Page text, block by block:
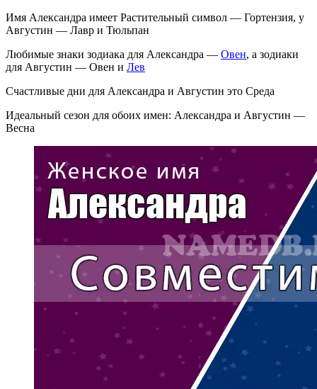
Имя Александра имеет Растительный символ — Гортензия, у
Августин — Лавр и Тюльпан
Любимые знаки зодиака для Александра — Овен, а зодиаки
для Августин — Овен и Лев
Счастливые дни для Александра и Августин это Среда
Идеальный сезон для обоих имен: Александра и Августин —
Весна